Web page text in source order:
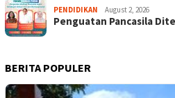
PENDIDIKAN August 2, 2026
Penguatan Pancasila
BERITA POPULER